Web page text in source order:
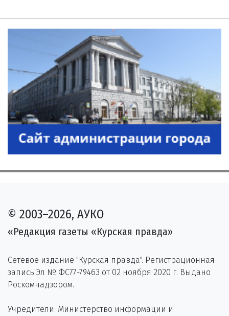
© 2003–2026, АУКО
«Редакция газеты «Курская правда»
Сетевое издание "Курская правда". Регистрационная
запись Эл № ФС77-79463 от 02 ноября 2020 г. Выдано
Роскомнадзором.
Учредители: Министерство информации и